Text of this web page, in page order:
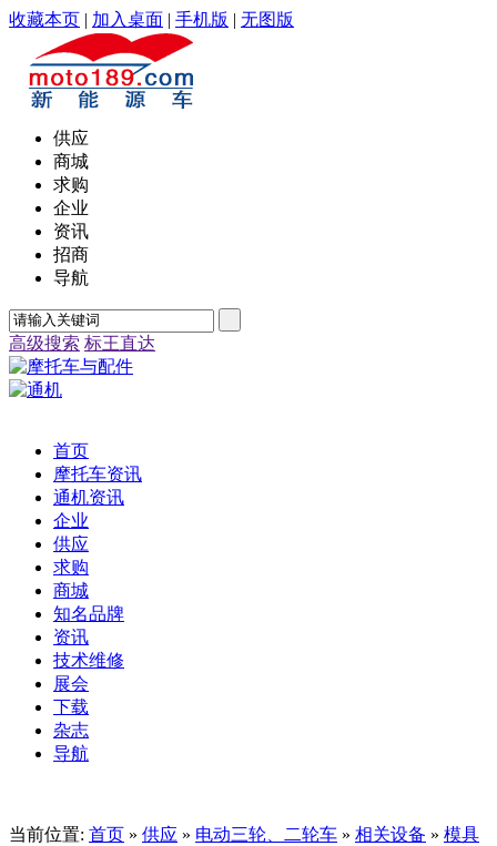
收藏本页 | 加入桌面 | 手机版 | 无图版
供应
商城
求购
企业
资讯
招商
导航
高级搜索 标王直达
首页
摩托车资讯
通机资讯
企业
供应
求购
商城
知名品牌
资讯
技术维修
展会
下载
杂志
导航
当前位置: 首页 » 供应 » 电动三轮、二轮车 » 相关设备 » 模具